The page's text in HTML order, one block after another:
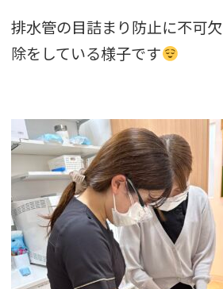
排水管の目詰まり防止に不可
除をしている様子です